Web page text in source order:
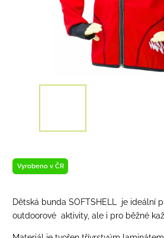
Vyrobeno v ČR
Dětská bunda SOFTSHELL je ideální
outdoorové aktivity, ale i pro běžné